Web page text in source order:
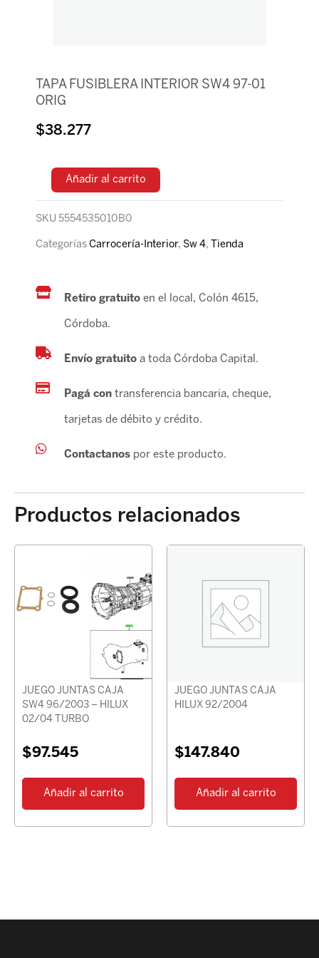
TAPA FUSIBLERA INTERIOR SW4 97-01
ORIG
$38.277
Añadir al carrito
SKU 5554535010B0
Categorías Carrocería-Interior, Sw 4, Tienda
Retiro gratuito en el local, Colón 4615,
Córdoba.
Envío gratuitoa toda Córdoba Capital.
Pagá contransferencia bancaria, cheque,
tarjetas de débito y crédito.
Contactanospor este producto.
Productos relacionados
JUEGO JUNTAS CAJA
SW4 96/2003 – HILUX
02/04 TURBO
$97.545
Añadir al carrito
JUEGO JUNTAS CAJA
HILUX 92/2004
$147.840
Añadir al carrito